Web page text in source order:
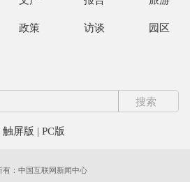
政策 访谈 园区
触屏版 | PC版
有：中国互联网新闻中心